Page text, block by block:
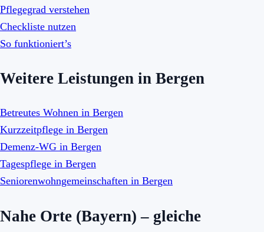
Pflegegrad verstehen
Checkliste nutzen
So funktioniert’s
Weitere Leistungen in Bergen
Betreutes Wohnen in Bergen
Kurzzeitpflege in Bergen
Demenz-WG in Bergen
Tagespflege in Bergen
Seniorenwohngemeinschaften in Bergen
Nahe Orte (Bayern) – gleiche